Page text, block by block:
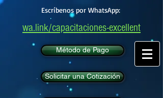
Escríbenos por WhatsApp:
wa.link/capacitaciones-excellent
Método de Pago
Solicitar una Cotización